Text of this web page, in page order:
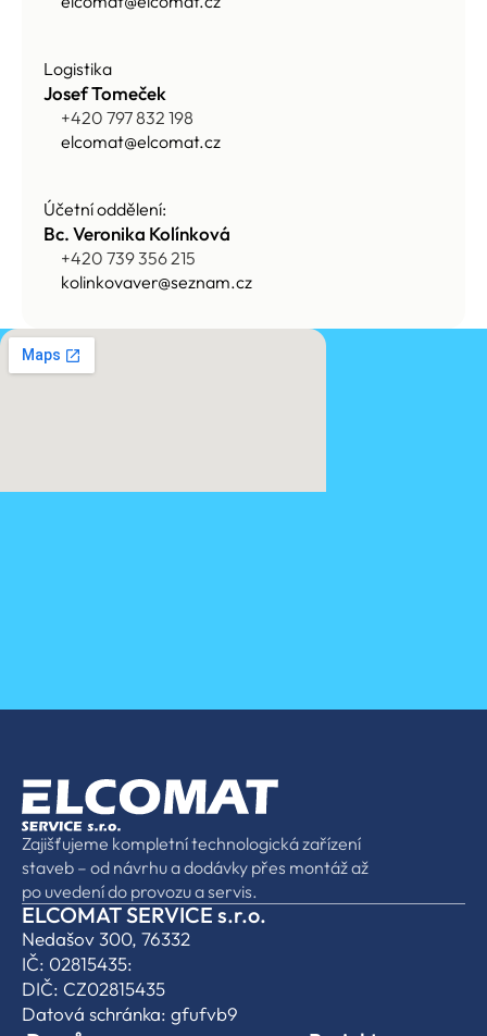
Logistika
Josef Tomeček
+420 797 832 198
elcomat@elcomat.cz
Účetní oddělení:
Bc. Veronika Kolínková
+420 739 356 215
kolinkovaver@seznam.cz
Zajišťujeme kompletní technologická zařízení
staveb – od návrhu a dodávky přes montáž až
po uvedení do provozu a servis.
ELCOMAT SERVICE s.r.o.
Nedašov 300, 76332
IČ: 02815435:
DIČ: CZ02815435
Datová schránka: gfufvb9